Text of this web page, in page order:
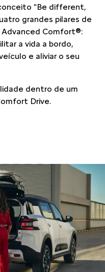
"Be different,
grandes pilares de
Advanced Comfort®:
a vida a bordo,
e aliviar o seu
dentro de um
Drive.